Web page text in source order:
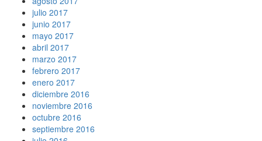
julio 2017
junio 2017
mayo 2017
abril 2017
marzo 2017
febrero 2017
enero 2017
diciembre 2016
noviembre 2016
octubre 2016
septiembre 2016